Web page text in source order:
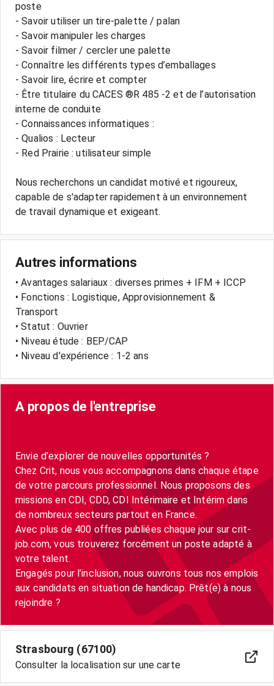
poste
- Savoir utiliser un tire-palette / palan
- Savoir manipuler les charges
- Savoir filmer / cercler une palette
- Connaître les différents types d’emballages
- Savoir lire, écrire et compter
- Être titulaire du CACES ®R 485 -2 et de l’autorisation
interne de conduite
- Connaissances informatiques :
- Qualios : Lecteur
- Red Prairie : utilisateur simple
Nous recherchons un candidat motivé et rigoureux,
capable de s'adapter rapidement à un environnement
Autres informations
• Avantages salariaux : diverses primes + IFM + ICCP
• Fonctions : Logistique, Approvisionnement &
Transport
• Statut : Ouvrier
• Niveau étude : BEP/CAP
• Niveau d'expérience : 1-2 ans
A propos de l'entreprise
Envie d’explorer de nouvelles opportunités ?
Chez Crit, nous vous accompagnons dans chaque étape
de votre parcours professionnel. Nous proposons des
missions en CDI, CDD, CDI Intérimaire et Intérim dans
de nombreux secteurs partout en France.
Avec plus de 400 offres publiées chaque jour sur crit-
job.com, vous trouverez forcément un poste adapté à
votre talent.
Engagés pour l’inclusion, nous ouvrons tous nos emplois
aux candidats en situation de handicap. Prêt(e) à nous
Strasbourg (67100)
Consulter la localisation sur une carte